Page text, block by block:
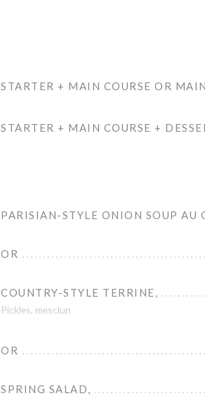
STARTER + MAIN COURSE OR
STARTER + MAIN COURSE +
PARISIAN-STYLE ONION SOUP AU
OR
COUNTRY-STYLE TERRINE,
Pickles, mesclun
OR
SPRING SALAD,